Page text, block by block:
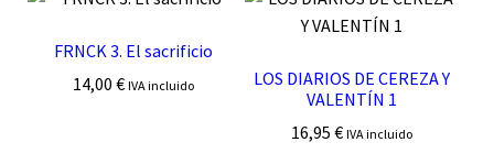
FRNCK 3. El sacrificio
14,00€ IVA incluido
LOS DIARIOS DE CEREZA Y
VALENTÍN 1
16,95 € IVA incluido